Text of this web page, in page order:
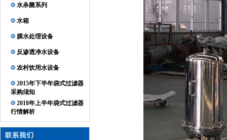
水杀菌系列
水箱
膜水处理设备
反渗透净水设备
农村饮用水设备
2015年下半年袋式过滤器
采购须知
2018年上半年袋式过滤器
行情解析